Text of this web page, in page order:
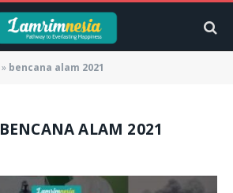
» bencana alam 2021
BENCANA ALAM 2021